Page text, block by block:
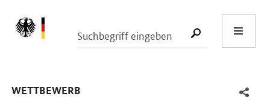
SUCHE
WETTBEWERB